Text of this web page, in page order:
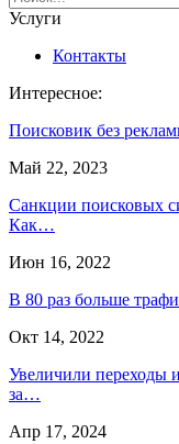
Услуги
Контакты
Интересное:
Поисковик без
Май 22, 2023
Санкции поисковых
Как…
Июн 16, 2022
В 80 раз больше
Окт 14, 2022
Увеличили переходы
за…
Апр 17, 2024